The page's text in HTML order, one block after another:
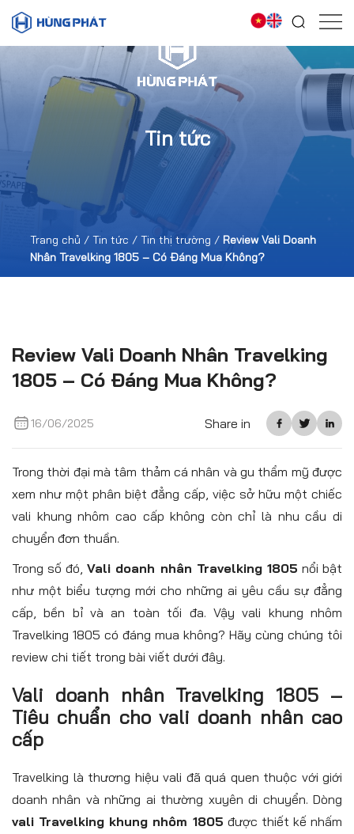
Tin tức
Trang chủ / Tin tức / Tin thị trường / Review Vali Doanh
Nhân Travelking 1805 – Có Đáng Mua Không?
Review Vali Doanh Nhân Travelking
1805 – Có Đáng Mua Không?
16/06/2025 Share in
Trong thời đại mà tâm thảm cá nhân và gu thẩm mỹ được
xem như một phân biệt đẳng cấp, việc sở hữu một chiếc
vali khung nhôm cao cấp không còn chỉ là nhu cầu di
chuyển đơn thuần.
Trong số đó,Vali doanh nhân Travelking 1805 nổi bật
như một biểu tượng mới cho những ai yêu cầu sự đẳng
cấp, bền bỉ và an toàn tối đa. Vậy vali khung nhôm
Travelking 1805 có đáng mua không? Hãy cùng chúng tôi
review chi tiết trong bài viết dưới đây.
Vali doanh nhân Travelking 1805 –
Tiêu chuẩn cho vali doanh nhân cao
cấp
Travelking là thương hiệu vali đã quá quen thuộc với giới
doanh nhân và những ai thường xuyên di chuyển. Dòng
vali Travelking khung nhôm 1805 được thiết kế nhấm